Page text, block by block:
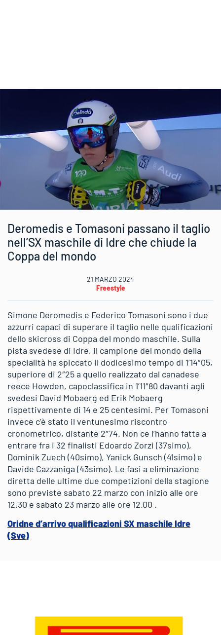
Deromedis e Tomasoni passano il taglio
nell’SX maschile di Idre che chiude la
Coppa del mondo
21 MARZO 2024
Freestyle
Simone Deromedis e Federico Tomasoni sono i due
azzurri capaci di superare il taglio nelle qualificazioni
dello skicross di Coppa del mondo maschile. Sulla
pista svedese di Idre, il campione del mondo della
specialità ha spiccato il dodicesimo tempo di 1’14″05,
superiore di 2″25 a quello realizzato dal canadese
reece Howden, capoclassifica in 1’11″80 davanti agli
svedesi David Mobaerg ed Erik Mobaerg
rispettivamente di 14 e 25 centesimi. Per Tomasoni
invece c’è stato il ventunesimo riscontro
cronometrico, distante 2″74. Non ce l’hanno fatta a
entrare fra i 32 finalisti Edoardo Zorzi (37simo),
Dominik Zuech (40simo), Yanick Gunsch (41simo) e
Davide Cazzaniga (43simo). Le fasi a eliminazione
diretta delle ultime due competizioni della stagione
sono previste sabato 22 marzo con inizio alle ore
12.30 e sabato 23 marzo alle ore 12.00 .
Oridne d’arrivo qualificazioni SX maschile Idre
(Sve)